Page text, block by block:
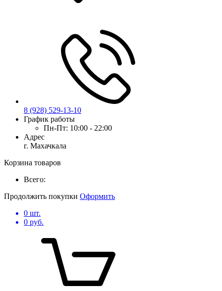
8 (928) 529-13-10
График работы
Пн-Пт: 10:00 - 22:00
Адрес
г. Махачкала
Корзина товаров
Всего:
Продолжить покупки Оформить
0 шт.
0 руб.